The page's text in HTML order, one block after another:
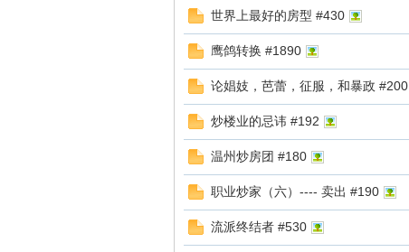
世界上最好的房型 #430
鹰鸽转换 #1890
论娼妓，芭蕾，征服，和暴政 #200
炒楼业的忌讳 #192
温州炒房团 #180
职业炒家（六）---- 卖出 #190
流派终结者 #530